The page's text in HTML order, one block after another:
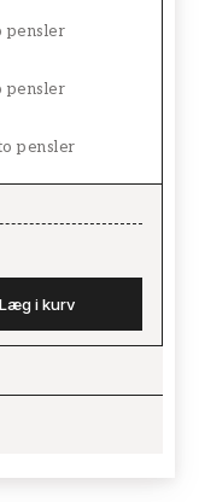
pensler
pensler
pensler
Læg i kurv